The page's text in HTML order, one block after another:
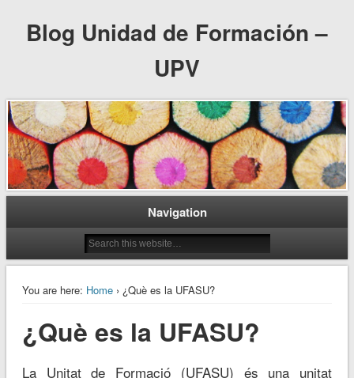
Blog Unidad de Formación –
UPV
Navigation
You are here: Home› ¿Què es la UFASU?
¿Què es la UFASU?
La Unitat de Formació (UFASU) és una unitat